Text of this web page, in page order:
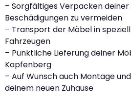
– Sorgfältiges Verpacken deiner
Beschädigungen zu vermeiden
– Transport der Möbel in
Fahrzeugen
– Pünktliche Lieferung deiner
Kapfenberg
– Auf Wunsch auch Montage
deinem neuen Zuhause